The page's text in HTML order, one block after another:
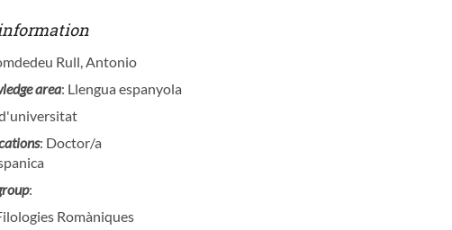
Rull, Antonio
area: Llengua espanyola
: Doctor/a
:
Romàniques